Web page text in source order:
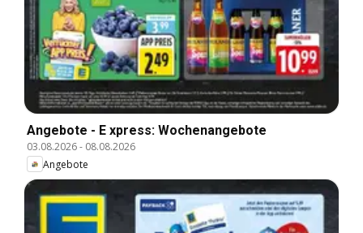
Angebote - E xpress: Wochenangebote
03.08.2026- 08.08.2026
Angebote